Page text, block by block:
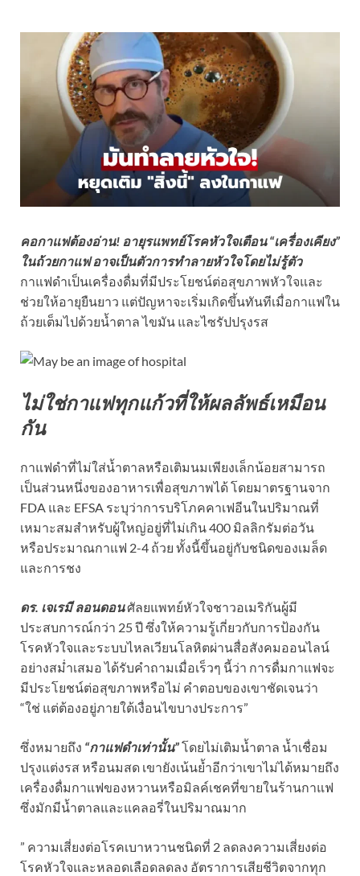
คอกาแฟต้องอ่าน! อายุรแพทย์โรคหัวใจเตือน “เครื่องเคียง”
ในถ้วยกาแฟ อาจเป็นตัวการทำลายหัวใจโดยไม่รู้ตัว
กาแฟดำเป็นเครื่องดื่มที่มีประโยชน์ต่อสุขภาพหัวใจและ
ช่วยให้อายุยืนยาว แต่ปัญหาจะเริ่มเกิดขึ้นทันทีเมื่อกาแฟใน
ถ้วยเต็มไปด้วยน้ำตาล ไขมัน และไซรัปปรุงรส
ไม่ใช่กาแฟทุกแก้วที่ให้ผลลัพธ์เหมือน
กัน
กาแฟดำที่ไม่ใส่น้ำตาลหรือเติมนมเพียงเล็กน้อยสามารถ
เป็นส่วนหนึ่งของอาหารเพื่อสุขภาพได้ โดยมาตรฐานจาก
FDA และ EFSA ระบุว่าการบริโภคคาเฟอีนในปริมาณที่
เหมาะสมสำหรับผู้ใหญ่อยู่ที่ไม่เกิน 400 มิลลิกรัมต่อวัน
หรือประมาณกาแฟ 2-4 ถ้วย ทั้งนี้ขึ้นอยู่กับชนิดของเมล็ด
และการชง
ดร. เจเรมี ลอนดอนศัลยแพทย์หัวใจชาวอเมริกันผู้มี
ประสบการณ์กว่า 25 ปี ซึ่งให้ความรู้เกี่ยวกับการป้องกัน
โรคหัวใจและระบบไหลเวียนโลหิตผ่านสื่อสังคมออนไลน์
อย่างสม่ำเสมอ ได้รับคำถามเมื่อเร็วๆ นี้ว่า การดื่มกาแฟจะ
มีประโยชน์ต่อสุขภาพหรือไม่ คำตอบของเขาชัดเจนว่า
“ใช่ แต่ต้องอยู่ภายใต้เงื่อนไขบางประการ”
ซึ่งหมายถึง “กาแฟดำเท่านั้น”โดยไม่เติมน้ำตาล น้ำเชื่อม
ปรุงแต่งรส หรือนมสด เขายังเน้นย้ำอีกว่าเขาไม่ได้หมายถึง
เครื่องดื่มกาแฟของหวานหรือมิลค์เชคที่ขายในร้านกาแฟ
ซึ่งมักมีน้ำตาลและแคลอรี่ในปริมาณมาก
” ความเสี่ยงต่อโรคเบาหวานชนิดที่ 2 ลดลงความเสี่ยงต่อ
โรคหัวใจและหลอดเลือดลดลง อัตราการเสียชีวิตจากทุก